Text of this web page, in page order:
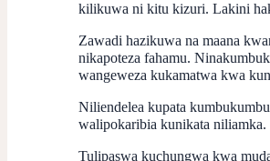
kilikuwa ni kitu kizuri. Lakini
Zawadi hazikuwa na maana
nikapoteza fahamu.
wangeweza kukamatwa kwa
Niliendelea kupata
walipokaribia kunikata niliamka.
Tulipaswa kuchungwa kwa